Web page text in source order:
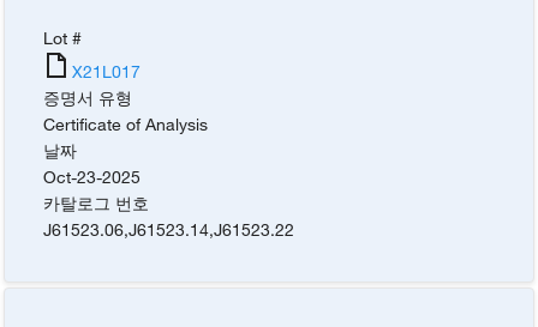
Lot #
X21L017
증명서 유형
Certificate of Analysis
날짜
Oct-23-2025
카탈로그 번호
J61523.06,J61523.14,J61523.22